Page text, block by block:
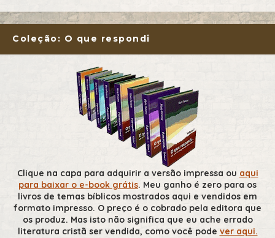
Coleção: O que respondi
Clique na capa para adquirir a versão impressa ou aqui
para baixar o e-book grátis. Meu ganho é zero para os
livros de temas bíblicos mostrados aqui e vendidos em
formato impresso. O preço é o cobrado pela editora que
os produz. Mas isto não significa que eu ache errado
literatura cristã ser vendida, como você pode ver aqui.